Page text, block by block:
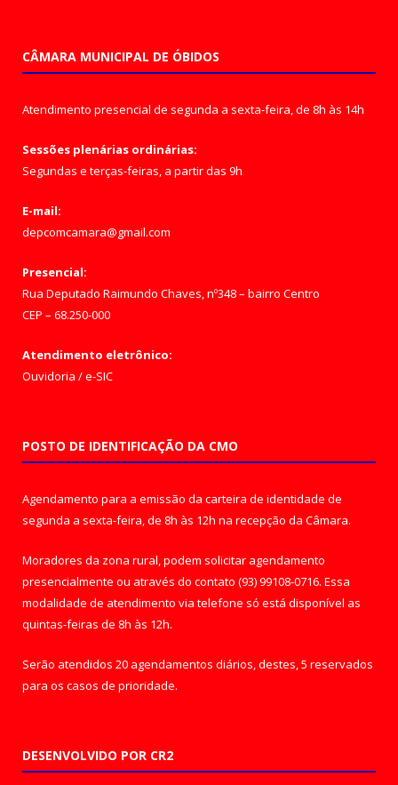
CÂMARA MUNICIPAL DE ÓBIDOS
Atendimento presencial de segunda a sexta-feira, de 8h às 14h
Sessões plenárias ordinárias:
Segundas e terças-feiras, a partir das 9h
E-mail:
depcomcamara@gmail.com
Presencial:
Rua Deputado Raimundo Chaves, nº348 – bairro Centro
CEP – 68.250-000
Atendimento eletrônico:
Ouvidoria /e-SIC
POSTO DE IDENTIFICAÇÃO DA CMO
Agendamento para a emissão da carteira de identidade de
segunda a sexta-feira, de 8h às 12h na recepção da Câmara.
Moradores da zona rural, podem solicitar agendamento
presencialmente ou através do contato (93) 99108-0716. Essa
modalidade de atendimento via telefone só está disponível as
quintas-feiras de 8h às 12h.
Serão atendidos 20 agendamentos diários, destes, 5 reservados
para os casos de prioridade.
DESENVOLVIDO POR CR2